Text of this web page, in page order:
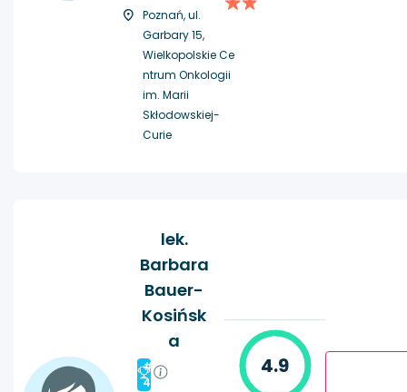
Poznań, ul.
Garbary 15,
Wielkopolskie Ce
ntrum Onkologii
im. Marii
Skłodowskiej-
Curie
lek.
Barbara
Bauer-
Kosińsk
a
#
4
4.9